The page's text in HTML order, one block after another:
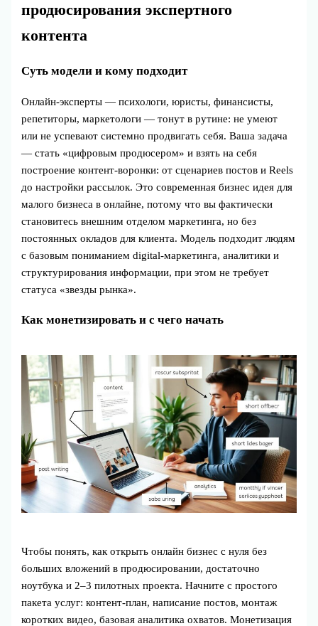
продюсирования экспертного
контента
Суть модели и кому подходит
Онлайн‑эксперты — психологи, юристы, финансисты,
репетиторы, маркетологи — тонут в рутине: не умеют
или не успевают системно продвигать себя. Ваша задача
— стать «цифровым продюсером» и взять на себя
построение контент‑воронки: от сценариев постов и Reels
до настройки рассылок. Это современная бизнес идея для
малого бизнеса в онлайне, потому что вы фактически
становитесь внешним отделом маркетинга, но без
постоянных окладов для клиента. Модель подходит людям
с базовым пониманием digital‑маркетинга, аналитики и
структурирования информации, при этом не требует
статуса «звезды рынка».
Как монетизировать и с чего начать
Чтобы понять, как открыть онлайн бизнес с нуля без
больших вложений в продюсировании, достаточно
ноутбука и 2–3 пилотных проекта. Начните с простого
пакета услуг: контент‑план, написание постов, монтаж
коротких видео, базовая аналитика охватов. Монетизация